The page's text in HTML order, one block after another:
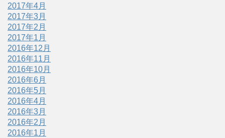
2017年4月
2017年3月
2017年2月
2017年1月
2016年12月
2016年11月
2016年10月
2016年6月
2016年5月
2016年4月
2016年3月
2016年2月
2016年1月